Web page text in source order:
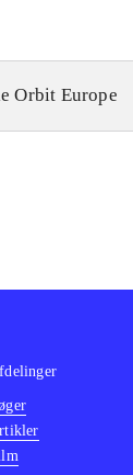
Orbit Europe